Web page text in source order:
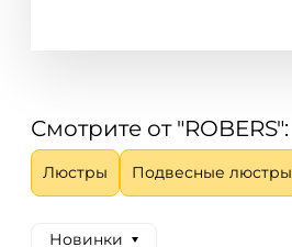
Смотрите от "ROBERS":
Люстры Подвесные люстры
Новинки